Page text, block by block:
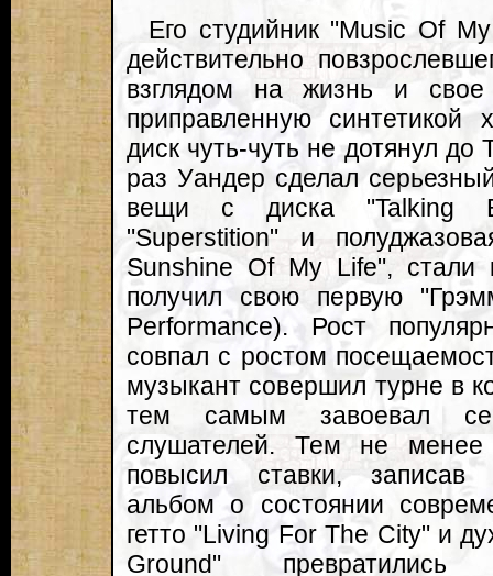
Его студийник "Music Of
действительно
взглядом на жизнь и свое
приправленную синтетикой
диск чуть-чуть не дотянул
раз Уандер сделал
вещи с диска "Talking
"Superstition" и
Sunshine Of My Life", стали
получил свою первую
Performance). Рост
совпал с ростом
музыкант совершил турне в
тем самым завоевал
слушателей. Тем не
повысил ставки, записав
альбом о состоянии
гетто "Living For The City" и
Ground"